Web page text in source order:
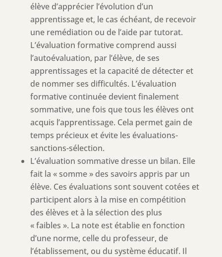
élève d’apprécier l’évolution d’un
apprentissage et, le cas échéant, de recevoir
une remédiation ou de l’aide par tutorat.
L’évaluation formative comprend aussi
l’autoévaluation, par l’élève, de ses
apprentissages et la capacité de détecter et
de nommer ses difficultés. L’évaluation
formative continuée devient finalement
sommative, une fois que tous les élèves ont
acquis l’apprentissage. Cela permet gain de
temps précieux et évite les évaluations-
sanctions-sélection.
L’évaluation sommative dresse un bilan. Elle
fait la « somme » des savoirs appris par un
élève. Ces évaluations sont souvent cotées et
participent alors à la mise en compétition
des élèves et à la sélection des plus
« faibles ». La note est établie en fonction
d’une norme, celle du professeur, de
l’établissement, ou du système éducatif. Il